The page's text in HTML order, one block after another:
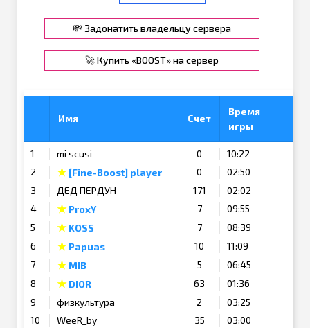
💸 Задонатить владельцу сервера
🚀 Купить «BOOST» на сервер
Имя Счет
Время
игры
1 mi scusi 0
10:22
2
★ [Fine-Boost] player 0
02:50
3
ДЕД ПЕРДУН 171
02:02
4
★ ProxY 7
09:55
5
★ KOSS 7
08:39
6
★ Papuas 10
11:09
7
★ MIB 5
06:45
8
★ DIOR 63
01:36
9
физкультура 2
03:25
10
WeeR_by 35
03:00